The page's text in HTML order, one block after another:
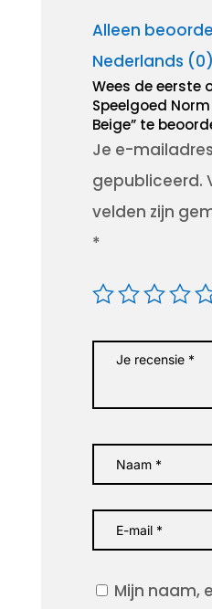
Alleen
Nederlands
Wees de eerste
Speelgoed Norm
Beige” te
Je e-
gepubliceerd.
velden zijn
*
Mijn naam,